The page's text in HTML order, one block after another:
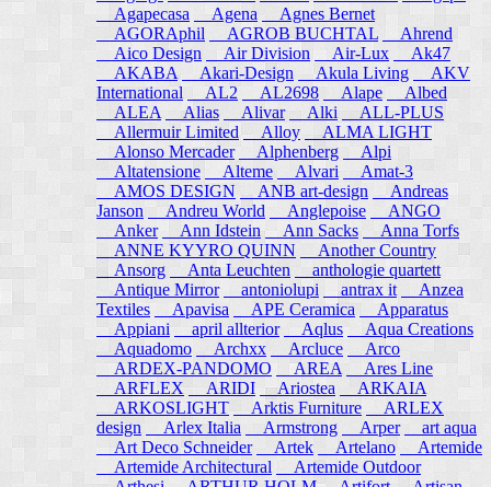
Agapecasa
Agena
Agnes Bernet
AGORAphil
AGROB BUCHTAL
Ahrend
Aico Design
Air Division Air-Lux
Ak47
AKABA
Akari-Design Akula Living
AKV
International
AL2 AL2698 Alape
Albed
ALEA
Alias Alivar Alki
ALL-PLUS
Allermuir Limited
Alloy
ALMA LIGHT
Alonso Mercader
Alphenberg
Alpi
Altatensione
Alteme Alvari
Amat-3
AMOS DESIGN
ANB art-design
Andreas
Janson
Andreu World Anglepoise
ANGO
Anker
Ann Idstein Ann Sacks
Anna Torfs
ANNE KYYRO QUINN
Another Country
Ansorg
Anta Leuchten
anthologie quartett
Antique Mirror
antoniolupi antrax it
Anzea
Textiles
Apavisa APE Ceramica
Apparatus
Appiani
april allterior Aqlus Aqua Creations
Aquadomo
Archxx Arcluce
Arco
ARDEX-PANDOMO
AREA
Ares Line
ARFLEX
ARIDI Ariostea
ARKAIA
ARKOSLIGHT
Arktis Furniture
ARLEX
design
Arlex Italia Armstrong Arper
art aqua
Art Deco Schneider
Artek Artelano
Artemide
Artemide Architectural
Artemide Outdoor